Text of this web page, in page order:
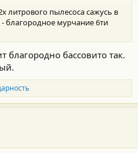
литрового пылесоса сажусь в
благородное мурчание 6ти
благородно бассовито так.